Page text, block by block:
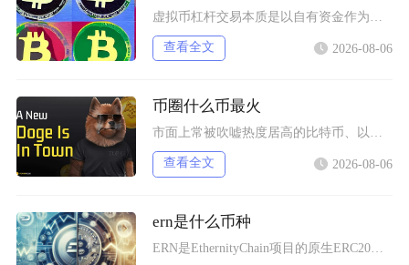
查看全文 2026-08-06
币圈什么币最火
查看全文 2026-08-06
ern是什么币种
ERN是EthernityChain项目的原生ERC20代币，主打合规授权NFT赛道，聚焦